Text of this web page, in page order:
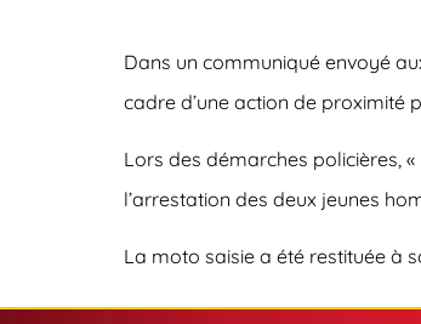
Dans un communiqué envoyé
cadre d’une action de proximité
Lors des démarches policières,
l’arrestation des deux jeunes
La moto saisie a été restituée à